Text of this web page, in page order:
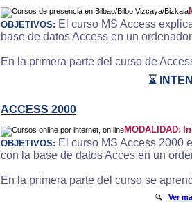
OBJETIVOS: El curso MS Access
base de datos Access en un
En la primera parte del curso de
⌛
ACCESS 2000
MODALIDAD:
OBJETIVOS: El curso MS Access 2000
con la base de datos Acces en un
En la primera parte del curso se
🔍Ver